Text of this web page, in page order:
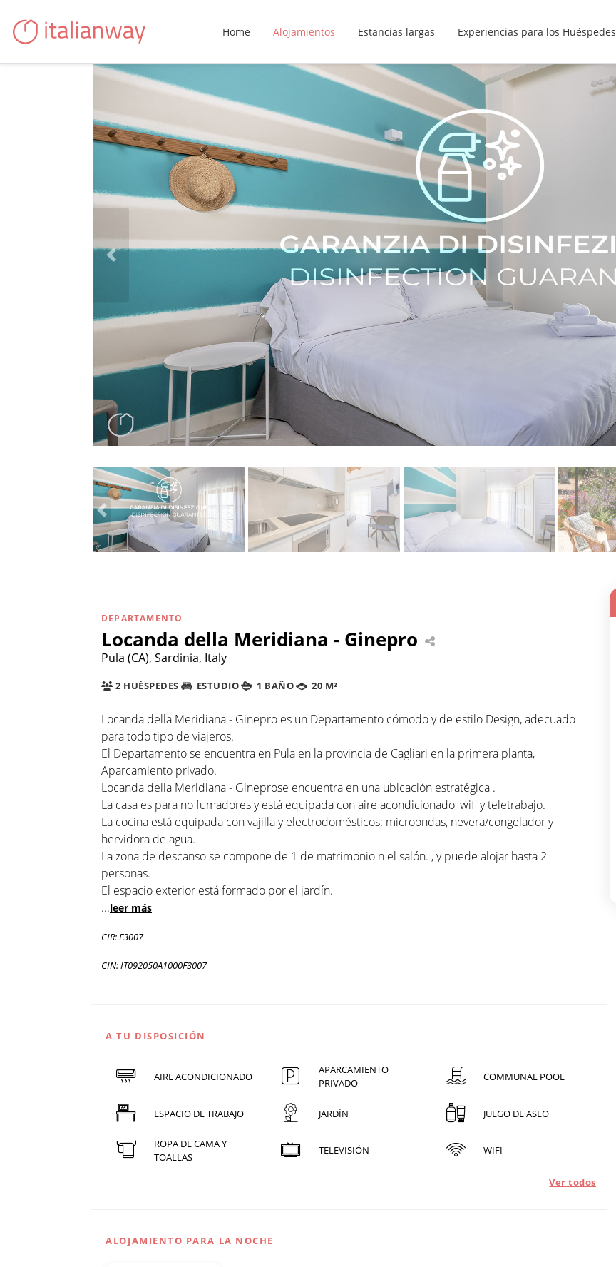
Home Alojamientos Estancias largas Experiencias para los Huéspedes
DEPARTAMENTO
Locanda della Meridiana - Ginepro
Pula (CA), Sardinia, Italy
2 HUÉSPEDES ESTUDIO 1 BAÑO 20 M²
Locanda della Meridiana - Ginepro es un Departamento cómodo y de estilo Design, adecuado
para todo tipo de viajeros.
El Departamento se encuentra en Pula en la provincia de Cagliari en la primera planta,
Aparcamiento privado.
Locanda della Meridiana - Gineprose encuentra en una ubicación estratégica .
La casa es para no fumadores y está equipada con aire acondicionado, wifi y teletrabajo.
La cocina está equipada con vajilla y electrodomésticos: microondas, nevera/congelador y
hervidora de agua.
La zona de descanso se compone de 1 de matrimonio n el salón. , y puede alojar hasta 2
personas.
El espacio exterior está formado por el jardín.
...leer más
CIR: F3007
CIN: IT092050A1000F3007
A TU DISPOSICIÓN
AIRE ACONDICIONADO
APARCAMIENTO
PRIVADO
COMMUNAL POOL
ESPACIO DE TRABAJO JARDÍN JUEGO DE ASEO
ROPA DE CAMA Y
TOALLAS
TELEVISIÓN WIFI
Ver todos
ALOJAMIENTO PARA LA NOCHE